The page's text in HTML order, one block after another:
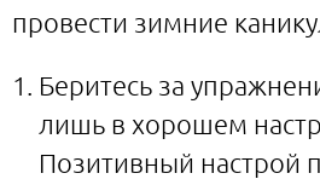
провести зимние
Беритесь за
лишь в хорошем
Позитивный настрой